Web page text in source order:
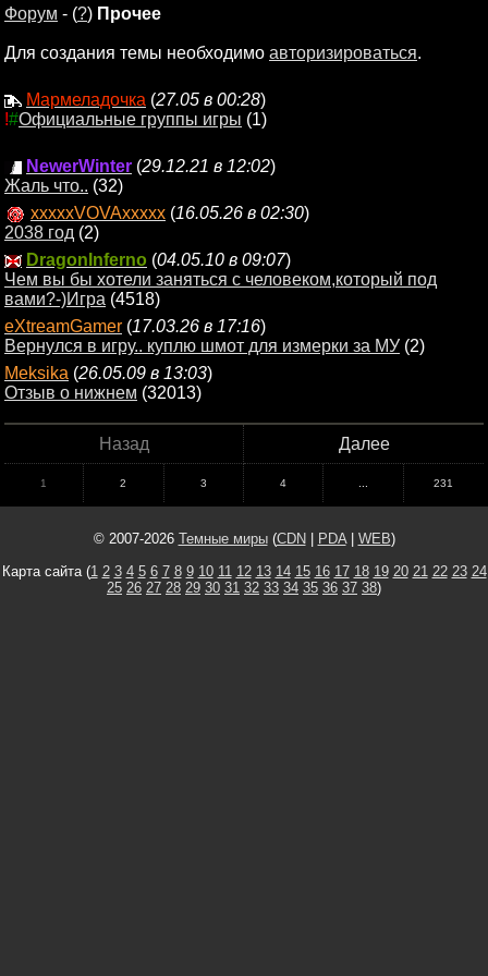
Форум - (?) Прочее
Для создания темы необходимо авторизироваться.
Мармеладочка (27.05 в 00:28)
!#Официальные группы игры (1)
NewerWinter (29.12.21 в 12:02)
Жаль что.. (32)
xxxxxVOVAxxxxx (16.05.26 в 02:30)
2038 год (2)
DragonInferno (04.05.10 в 09:07)
Чем вы бы хотели заняться с человеком,который под
вами?-)Игра (4518)
eXtreamGamer (17.03.26 в 17:16)
Вернулся в игру.. куплю шмот для измерки за МУ (2)
Meksika (26.05.09 в 13:03)
Отзыв о нижнем (32013)
Назад Далее
1 2 3 4 231
© 2007-2026 Темные миры(CDN PDA| WEB)
Карта сайта (1 2 3 4 5 6 7 8 9 10 11 12 13 14 15 16 17 18 19 20 21 22 23 24
25 26 27 28 29 30 31 32 33 34 35 36 37 38)